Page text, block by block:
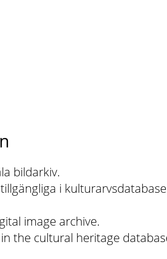
bildarkiv.
i
image archive.
the cultural heritage